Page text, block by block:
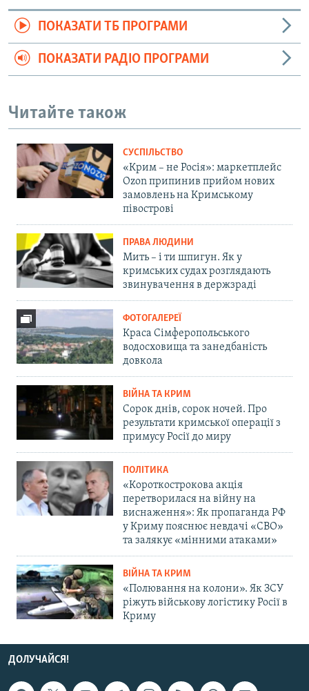
ПОКАЗАТИ ТБ ПРОГРАМИ
ПОКАЗАТИ РАДІО ПРОГРАМИ
Читайте також
СУСПІЛЬСТВО
«Крим – не Росія»: маркетплейс
Ozon припинив прийом нових
замовлень на Кримському
півострові
ПРАВА ЛЮДИНИ
Мить – і ти шпигун. Як у
кримських судах розглядають
звинувачення в держзраді
ФОТОГАЛЕРЕЇ
Краса Сімферопольського
водосховища та занедбаність
довкола
ВІЙНА ТА КРИМ
Сорок днів, сорок ночей. Про
результати кримської операції з
примусу Росії до миру
ПОЛІТИКА
«Короткострокова акція
перетворилася на війну на
виснаження»: Як пропаганда РФ
у Криму пояснює невдачі «СВО»
та залякує «мінними атаками»
ВІЙНА ТА КРИМ
«Полювання на колони». Як ЗСУ
ріжуть військову логістику Росії в
Криму
ДОЛУЧАЙСЯ!